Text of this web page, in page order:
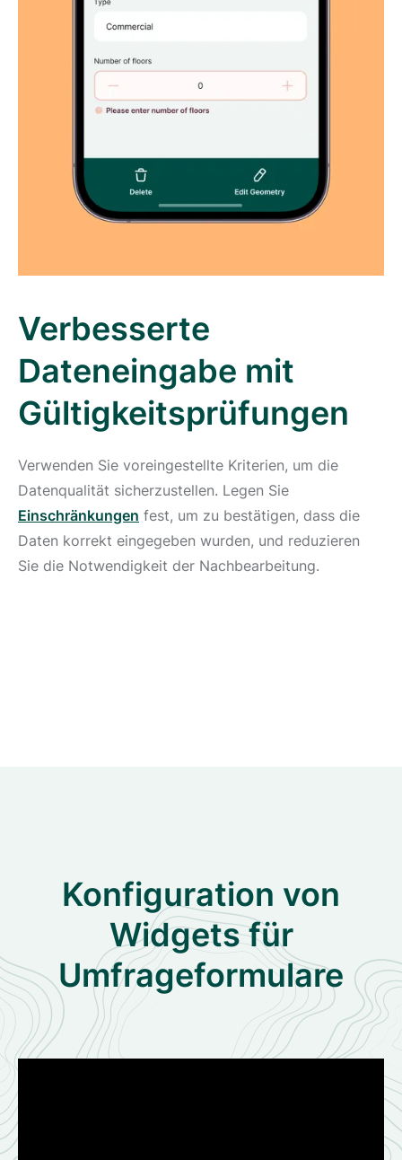
Verbesserte
Dateneingabe mit
Gültigkeitsprüfungen
Verwenden Sie voreingestellte Kriterien, um die
Datenqualität sicherzustellen. Legen Sie
Einschränkungen fest, um zu bestätigen, dass die
Daten korrekt eingegeben wurden, und reduzieren
Sie die Notwendigkeit der Nachbearbeitung.
Konfiguration von
Widgets für
Umfrageformulare